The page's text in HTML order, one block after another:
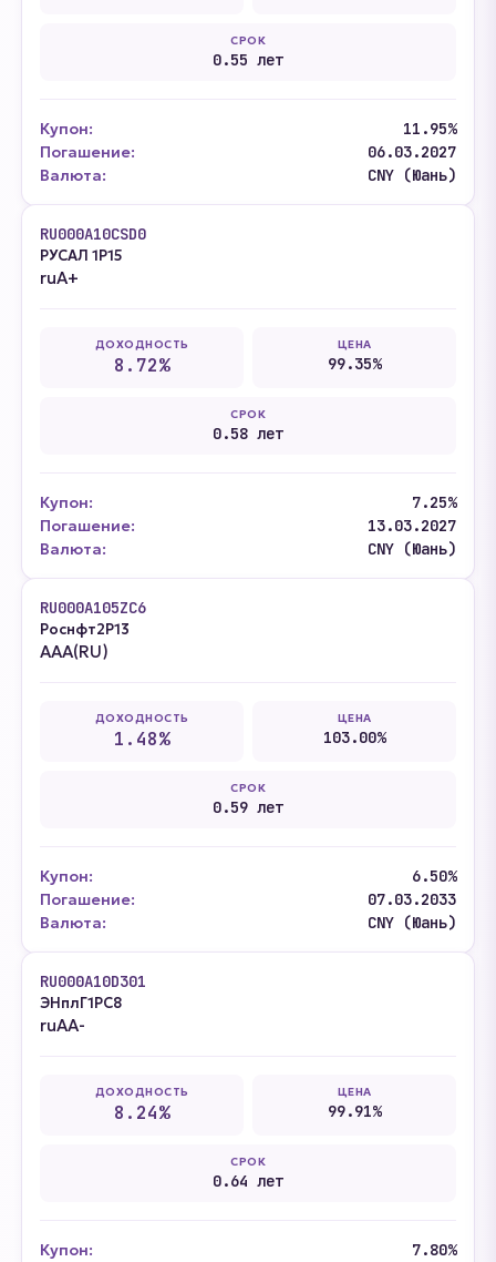
СРОК
0.55 лет
Купон:
11.95%
Погашение:
06.03.2027
Валюта:
CNY (Юань)
RU000A10CSD0
РУСАЛ 1Р15
ruA+
ДОХОДНОСТЬ
8.72%
ЦЕНА
99.35%
СРОК
0.58 лет
Купон:
7.25%
Погашение:
13.03.2027
Валюта:
CNY (Юань)
RU000A105ZC6
Роснфт2P13
AAA(RU)
ДОХОДНОСТЬ
1.48%
ЦЕНА
103.00%
СРОК
0.59 лет
Купон:
6.50%
Погашение:
07.03.2033
Валюта:
CNY (Юань)
RU000A10D301
ЭНплГ1РС8
ruAA-
ДОХОДНОСТЬ
8.24%
ЦЕНА
99.91%
СРОК
0.64 лет
Купон:
7.80%